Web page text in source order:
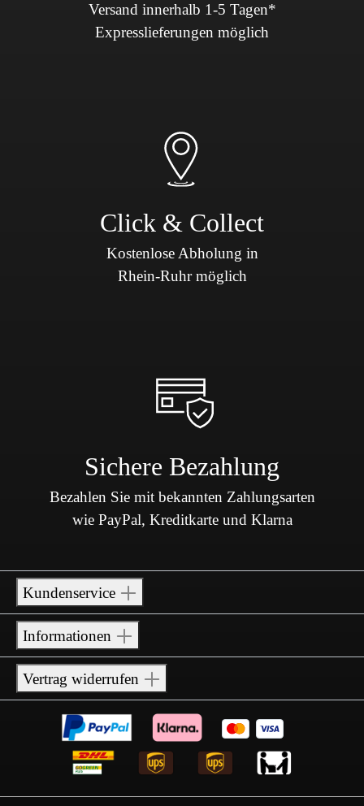
Versand innerhalb 1-5 Tagen*
Expresslieferungen möglich
Click & Collect
Kostenlose Abholung in
Rhein-Ruhr möglich
Sichere Bezahlung
Bezahlen Sie mit bekannten Zahlungsarten
wie PayPal, Kreditkarte und Klarna
Kundenservice
Informationen
Vertrag widerrufen